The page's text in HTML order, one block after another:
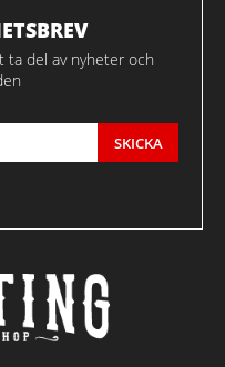
ta del av nyheter och
SKICKA